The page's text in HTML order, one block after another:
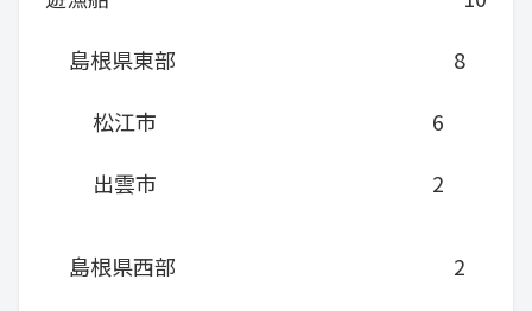
島根県東部
8
松江市
6
出雲市
2
島根県西部
2